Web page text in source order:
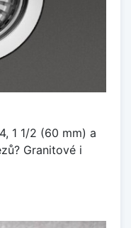
1 1/2 (60 mm) a
Granitové i